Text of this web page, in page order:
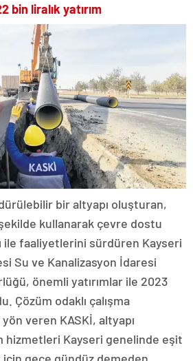
bin liralık yatırım
bir altyapı oluşturan,
kullanarak çevre dostu
ile faaliyetlerini sürdüren Kayseri
Su ve Kanalizasyon İdaresi
önemli yatırımlar ile 2023
Çözüm odaklı çalışma
veren KASKİ, altyapı
hizmetleri Kayseri genelinde eşit